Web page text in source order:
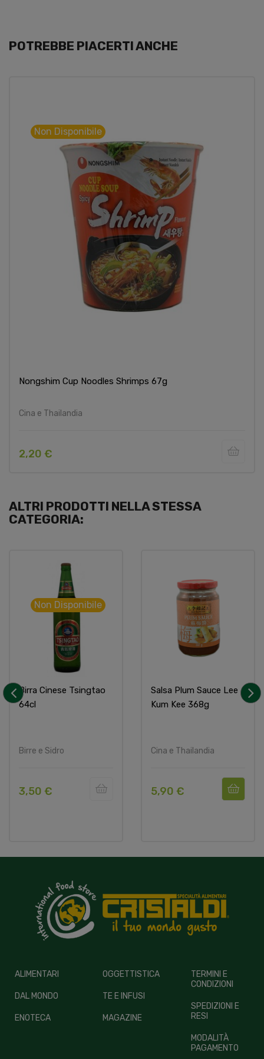
POTREBBE PIACERTI ANCHE
Nongshim Cup Noodles Shrimps 67g
Cina e Thailandia
Non Disponibile
2,20 €
ALTRI PRODOTTI NELLA STESSA
CATEGORIA:
Birra Cinese Tsingtao
64cl
Birre e Sidro
Non Disponibile
3,50 €
Salsa Plum Sauce Lee
Kum Kee 368g
Cina e Thailandia
5,90 €
ALIMENTARI
DAL MONDO
ENOTECA
OGGETTISTICA
TE E INFUSI
MAGAZINE
TERMINI E
CONDIZIONI
SPEDIZIONI E
RESI
MODALITÀ
PAGAMENTO